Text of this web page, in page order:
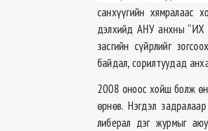
санхүүгийн хямралаас
дэлхийд АНУ анхны “ИХ
засгийн сүйрлийг
байдал, сорилтуудад
2008 оноос хойш болж
өрнөв. Нэгдэл
либерал дэг журмыг